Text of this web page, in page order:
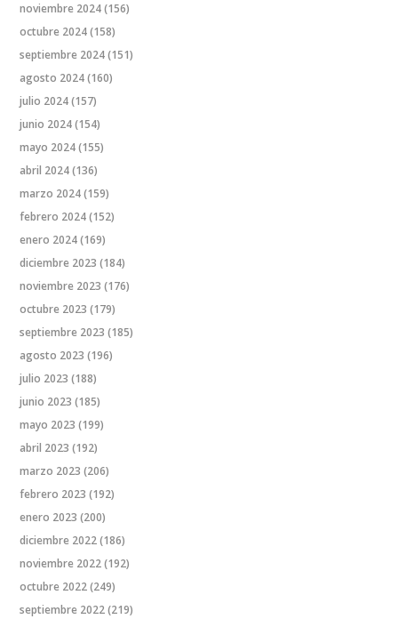
noviembre 2024(156)
octubre 2024(158)
septiembre 2024(151)
agosto 2024(160)
julio 2024(157)
junio 2024(154)
mayo 2024(155)
abril 2024(136)
marzo 2024(159)
febrero 2024(152)
enero 2024(169)
diciembre 2023 (184)
noviembre 2023 (176)
octubre 2023 (179)
septiembre 2023 (185)
agosto 2023 (196)
julio 2023 (188)
junio 2023 (185)
mayo 2023 (199)
abril 2023 (192)
marzo 2023 (206)
febrero 2023 (192)
enero 2023 (200)
diciembre 2022(186)
noviembre 2022(192)
octubre 2022(249)
septiembre 2022(219)